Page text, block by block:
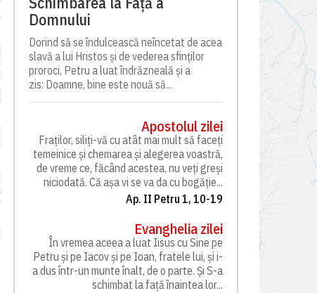
Domnului
Dorind să se îndulcească neîncetat de acea
slavă a lui Hristos și de vederea sfinților
proroci, Petru a luat îndrăzneală și a
zis: Doamne, bine este nouă să...
Apostolul zilei
Fraților, siliți-vă cu atât mai mult să faceți
temeinice și chemarea și alegerea voastră,
de vreme ce, făcând acestea, nu veți greși
niciodată. Că așa vi se va da cu bogăție...
Ap. II Petru 1, 10-19
Evanghelia zilei
În vremea aceea a luat Iisus cu Sine pe
Petru și pe Iacov și pe Ioan, fratele lui, și i-
a dus într-un munte înalt, de o parte. Și S-a
schimbat la față înaintea lor...